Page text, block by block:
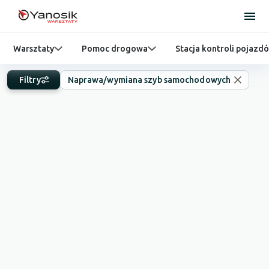
Warsztaty Pomoc drogowa Stacja kontroli
Filtry Naprawa/wymiana szyb samochodowych